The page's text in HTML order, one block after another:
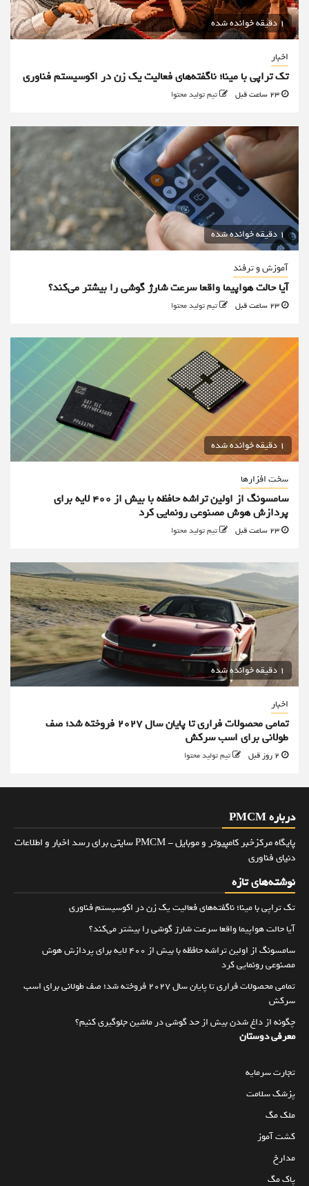
1 دقیقه خوانده شده
اخبار
تک تراپی با مینا؛ ناگفته‌های فعالیت یک زن در اکوسیستم فناوری
تیم تولید محتوا
1 دقیقه خوانده شده
آموزش و ترفند
آیا حالت هواپیما واقعا سرعت شارژ گوشی را بیشتر می‌کند؟
تیم تولید محتوا
1 دقیقه خوانده شده
سخت افزارها
سامسونگ از اولین تراشه حافظه با بیش از ۴۰۰ لایه برای
پردازش هوش مصنوعی رونمایی کرد
تیم تولید محتوا
1 دقیقه خوانده شده
اخبار
تمامی محصولات فراری تا پایان سال ۲۰۲۷ فروخته شد؛ صف
طولانی برای اسب سرکش
تیم تولید محتوا
درباره PMCM
پایگاه مرکزخبر کامپیوتر و موبایل - PMCM سایتی برای رسد اخبار و اطلاعات
دنیای فناوری
نوشته‌های تازه
تک تراپی با مینا؛ ناگفته‌های فعالیت یک زن در اکوسیستم فناوری
آیا حالت هواپیما واقعا سرعت شارژ گوشی را بیشتر می‌کند؟
سامسونگ از اولین تراشه حافظه با بیش از ۴۰۰ لایه برای پردازش هوش
مصنوعی رونمایی کرد
تمامی محصولات فراری تا پایان سال ۲۰۲۷ فروخته شد؛ صف طولانی برای اسب
سرکش
چگونه از داغ شدن بیش از حد گوشی در ماشین جلوگیری کنیم؟
معرفی دوستان
تجارت سرمایه
پزشک سلامت
ملک مگ
کشت آموز
مدارخ
پاک مگ